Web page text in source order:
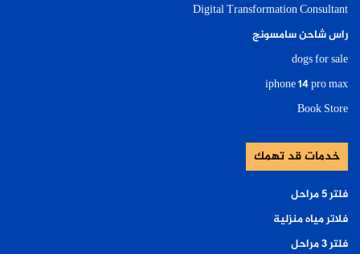
Digital Transformation Consultant
راس شاحن سامسونج
dogs for sale
iphone 14 pro max
Book Store
خدمات قد تهمك
فلتر ٥ مراحل
فلاتر مياه منزلية
فلتر ٣ مراحل